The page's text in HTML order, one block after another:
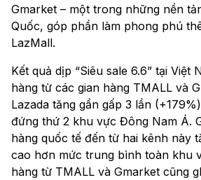
Gmarket – một trong những nền
Quốc, góp phần làm phong phú
LazMall.
Kết quả dịp “Siêu sale 6.6” tại Việt
hàng từ các gian hàng TMALL và
Lazada tăng gần gấp 3 lần
đứng thứ 2 khu vực Đông Nam Á.
hàng quốc tế đến từ hai kênh này
cao hơn mức trung bình toàn khu
hàng từ TMALL và Gmarket cũng